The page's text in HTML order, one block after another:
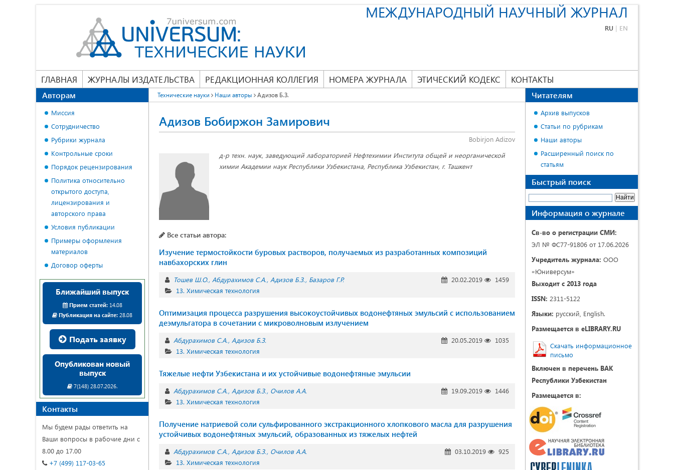
МЕЖДУНАРОДНЫЙ НАУЧНЫЙ ЖУРНАЛ
RU | EN
ГЛАВНАЯ ЖУРНАЛЫ ИЗДАТЕЛЬСТВА РЕДАКЦИОННАЯ КОЛЛЕГИЯ НОМЕРА ЖУРНАЛА ЭТИЧЕСКИЙ КОДЕКС КОНТАКТЫ
Технические науки Наши авторы Адизов Б.З.
Адизов Бобиржон Замирович
Bobirjon Adizov
д-р техн. наук, заведующий лабораторией Нефтехимии Института общей и неорганической
химии Академии наук Республики Узбекистана, Республика Узбекистан, г. Ташкент
Все статьи автора:
Изучение термостойкости буровых растворов, получаемых из разработанных композиций
навбахорских глин
Тошев Ш.О. Абдурахимов С.А. Адизов Б.З. Базаров Г.Р. 20.02.2019
1459
13. Химическая технология
Оптимизация процесса разрушения высокоустойчивых водонефтяных эмульсий с использованием
деэмульгатора в сочетании с микроволновым излучением
Абдурахимов С.А. Адизов Б.З. 20.05.2019
1035
13. Химическая технология
Тяжелые нефти Узбекистана и их устойчивые водонефтяные эмульсии
Абдурахимов С.А. Адизов Б.З. Очилов А.А. 19.09.2019
1446
13. Химическая технология
Получение натриевой соли сульфированного экстракционного хлопкового масла для разрушения
устойчивых водонефтяных эмульсий, образованных из тяжелых нефтей
Абдурахимов С.А. Адизов Б.З. Очилов А.А. 03.10.2019
925
13. Химическая технология
Авторам
Миссия
Сотрудничество
Рубрики журнала
Контрольные сроки
Порядок рецензирования
Политика относительно
открытого доступа,
лицензирования и
авторского права
Условия публикации
Примеры оформления
материалов
Договор оферты
Ближайший выпуск
Прием статей:14.08
Публикация на сайте: 28.08
Подать заявку
Опубликован новый
выпуск
7(148) 28.07.2026.
Контакты
Мы будем рады ответить на
Ваши вопросы в рабочие дни с
8.00 до 17.00
+7 (499) 117-03-65
Читателям
Архив выпусков
Статьи по рубрикам
Наши авторы
Расширенный поиск по
статьям
Быстрый поиск
Информация о журнале
Св-во о регистрации СМИ:
ЭЛ № ФС77-91806 от 17.06.2026
Учредитель журнала: ООО
«Юниверсум»
Выходит с 2013 года
ISSN: 2311-5122
Языки: русский, English.
Размещается в eLIBRARY.RU
Скачать информационное
письмо
Включен в перечень ВАК
Республики Узбекистан
Размещается в: